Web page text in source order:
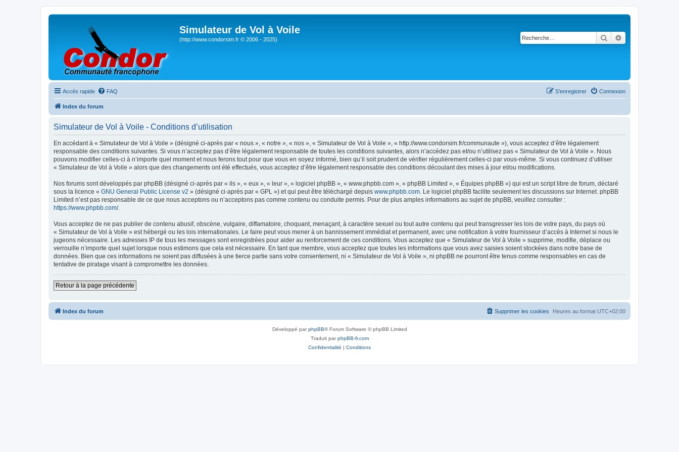
Simulateur de Vol à Voile
(http://www.condorsim.fr © 2006 - 2025) Rechercher
Accès rapide FAQ Connexion
S’enregistrer
Index du forum
Simulateur de Vol à Voile - Conditions d’utilisation
En accédant à « Simulateur de Vol à Voile » (désigné ci-après par « nous », « notre », « nos », « Simulateur de Vol à Voile », « http://www.condorsim.fr/communaute »), vous acceptez d’être légalement
responsable des conditions suivantes. Si vous n’acceptez pas d’être légalement responsable de toutes les conditions suivantes, alors n’accédez pas et/ou n’utilisez pas « Simulateur de Vol à Voile ». Nous
pouvons modifier celles-ci à n’importe quel moment et nous ferons tout pour que vous en soyez informé, bien qu’il soit prudent de vérifier régulièrement celles-ci par vous-même. Si vous continuez d’utiliser
« Simulateur de Vol à Voile » alors que des changements ont été effectués, vous acceptez d’être légalement responsable des conditions découlant des mises à jour et/ou modifications.
Nos forums sont développés par phpBB (désigné ci-après par « ils », « eux », « leur », « logiciel phpBB », « www.phpbb.com », « phpBB Limited », « Équipes phpBB ») qui est un script libre de forum, déclaré
sous la licence « GNU General Public License v2 » (désigné ci-après par « GPL ») et qui peut être téléchargé depuis www.phpbb.com. Le logiciel phpBB facilite seulement les discussions sur Internet. phpBB
Limited n’est pas responsable de ce que nous acceptons ou n’acceptons pas comme contenu ou conduite permis. Pour de plus amples informations au sujet de phpBB, veuillez consulter :
https://www.phpbb.com/.
Vous acceptez de ne pas publier de contenu abusif, obscène, vulgaire, diffamatoire, choquant, menaçant, à caractère sexuel ou tout autre contenu qui peut transgresser les lois de votre pays, du pays où
« Simulateur de Vol à Voile » est hébergé ou les lois internationales. Le faire peut vous mener à un bannissement immédiat et permanent, avec une notification à votre fournisseur d’accès à Internet si nous le
jugeons nécessaire. Les adresses IP de tous les messages sont enregistrées pour aider au renforcement de ces conditions. Vous acceptez que « Simulateur de Vol à Voile » supprime, modifie, déplace ou
verrouille n’importe quel sujet lorsque nous estimons que cela est nécessaire. En tant que membre, vous acceptez que toutes les informations que vous avez saisies soient stockées dans notre base de
données. Bien que ces informations ne soient pas diffusées à une tierce partie sans votre consentement, ni « Simulateur de Vol à Voile », ni phpBB ne pourront être tenus comme responsables en cas de
tentative de piratage visant à compromettre les données.
Retour à la page précédente
Index du forum Heures au format UTC+02:00
Supprimer les cookies
Développé parphpBB® Forum Software © phpBB Limited
Traduit parphpBB-fr.com
Confidentialité | Conditions